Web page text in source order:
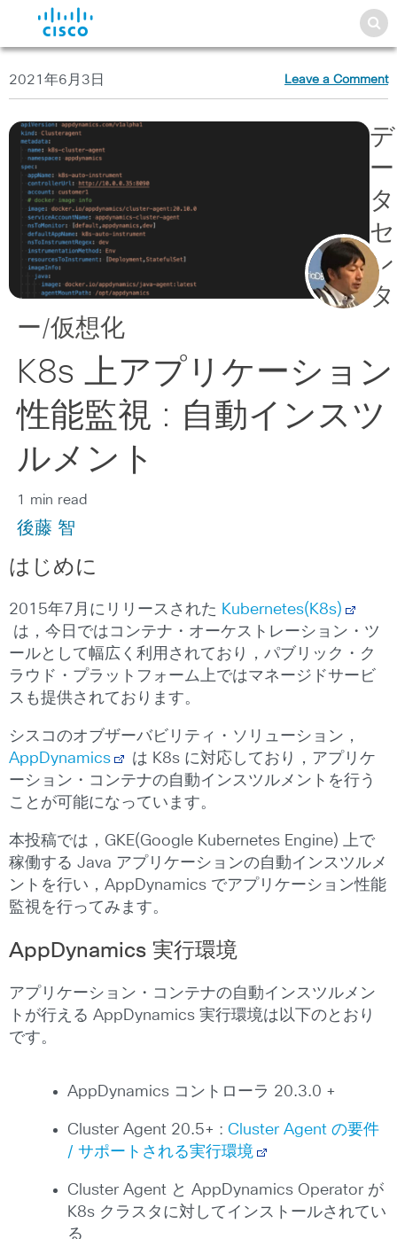
2021年6月3日 Leave a Comment
デ
ー
タ
セ
ン
タ
ー/仮想化
K8s 上アプリケーション
性能監視 : 自動インスツ
ルメント
1 min read
後藤 智
はじめに
2015年7月にリリースされた Kubernetes(K8s)
は，今日ではコンテナ・オーケストレーション・ツ
ールとして幅広く利用されており，パブリック・ク
ラウド・プラットフォーム上ではマネージドサービ
スも提供されております。
シスコのオブザーバビリティ・ソリューション，
AppDynamics
は K8s に対応しており，アプリケ
ーション・コンテナの自動インスツルメントを行う
ことが可能になっています。
本投稿では，GKE(Google Kubernetes Engine) 上で
稼働する Java アプリケーションの自動インスツルメ
ントを行い，AppDynamics でアプリケーション性能
監視を行ってみます。
AppDynamics 実行環境
アプリケーション・コンテナの自動インスツルメン
トが行える AppDynamics 実行環境は以下のとおり
です。
AppDynamics コントローラ 20.3.0 +
Cluster Agent 20.5+ : Cluster Agent の要件
/ サポートされる実行環境
Cluster Agent と AppDynamics Operator が
K8s クラスタに対してインストールされてい
る